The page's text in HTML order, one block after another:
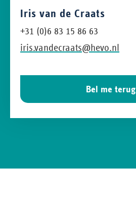
Iris van de Craats
+31 (0)6 83 15 86 63
iris.vandecraats@hevo.nl
Bel me terug